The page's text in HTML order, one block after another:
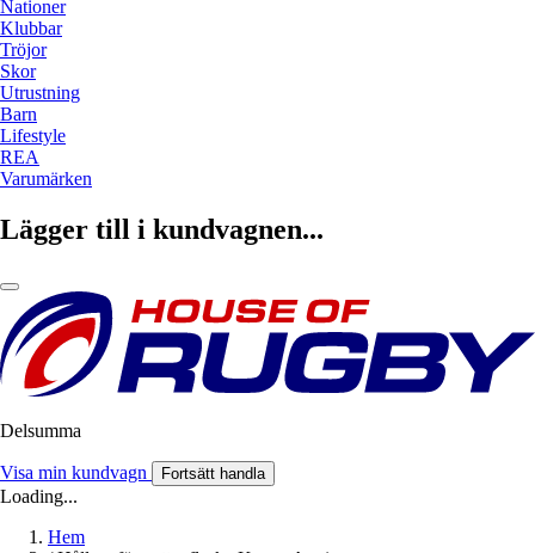
Nationer
Klubbar
Tröjor
Skor
Utrustning
Barn
Lifestyle
REA
Varumärken
Lägger till i kundvagnen...
Delsumma
Visa min kundvagn Fortsätt handla
Loading...
Hem